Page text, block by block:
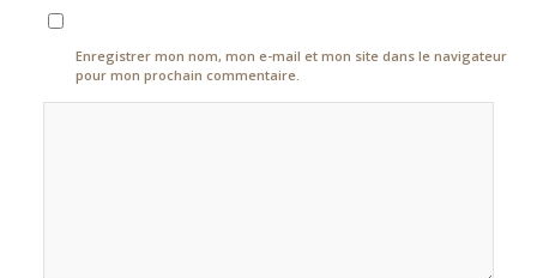
Enregistrer mon nom, mon e-mail et mon site dans le navigateur
pour mon prochain commentaire.